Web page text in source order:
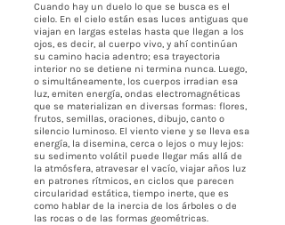
Cuando hay un duelo lo que se busca es el
cielo. En el cielo están esas luces antiguas que
viajan en largas estelas hasta que llegan a los
ojos, es decir, al cuerpo vivo, y ahí continúan
su camino hacia adentro; esa trayectoria
interior no se detiene ni termina nunca. Luego,
o simultáneamente, los cuerpos irradian esa
luz, emiten energía, ondas electromagnéticas
que se materializan en diversas formas: flores,
frutos, semillas, oraciones, dibujo, canto o
silencio luminoso. El viento viene y se lleva esa
energía, la disemina, cerca o lejos o muy lejos:
su sedimento volátil puede llegar más allá de
la atmósfera, atravesar el vacío, viajar años luz
en patrones rítmicos, en ciclos que parecen
circularidad estática, tiempo inerte, que es
como hablar de la inercia de los árboles o de
las rocas o de las formas geométricas.